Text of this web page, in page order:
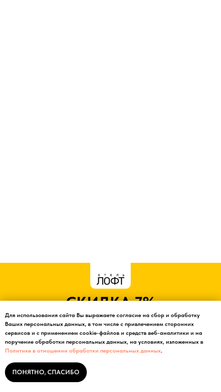
Для использования сайта Вы выражаете согласие на сбор и обработку
Ваших персональных данных, в том числе с привлечением сторонних
сервисов и с применением cookie-файлов и средств веб-аналитики и на
поручение обработки персональных данных, на условиях, изложенных в
Политике в отношении обработки персональных данных.
ПОНЯТНО, СПАСИБО